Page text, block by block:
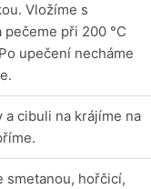
Vložíme s
při 200 °C
upečení necháme
cibuli na krájíme na
smetanou, hořčicí,